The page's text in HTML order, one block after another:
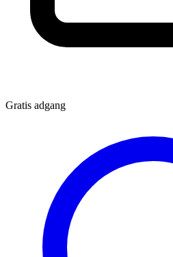
Gratis adgang